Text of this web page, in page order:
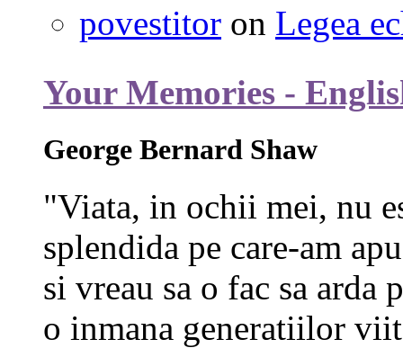
povestitor on Legea
Your Memories -
George Bernard Shaw
"Viata, in ochii mei, nu
splendida pe care-am
si vreau sa o fac sa
o inmana generatiilor